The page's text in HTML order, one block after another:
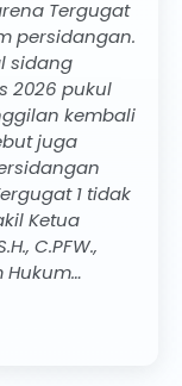
Tergugat
persidangan.
sidang
2026 pukul
kembali
juga
1 tidak
Ketua
C.PFW.,
Hukum…